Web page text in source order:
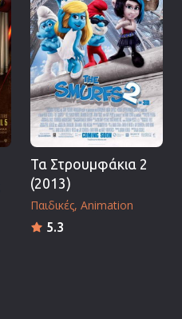
Τα Στρουμφάκια 2
(2013)
Παιδικές Animation
5.3